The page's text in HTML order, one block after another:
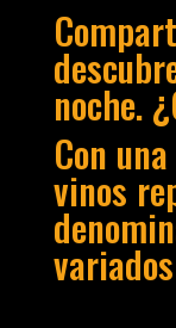
noche.
Con
vinos